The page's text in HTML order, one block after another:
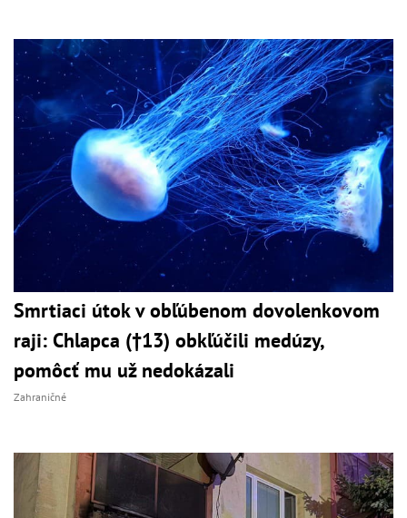
Smrtiaci útok v obľúbenom dovolenkovom
raji: Chlapca (†13) obkľúčili medúzy,
pomôcť mu už nedokázali
Zahraničné